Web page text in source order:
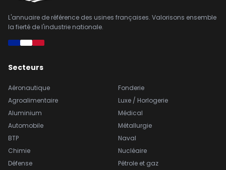
L'annuaire de référence des usines françaises. Valorisons ensemble
la fierté de l'industrie nationale.
Secteurs
Aéronautique
Agroalimentaire
Aluminium
Automobile
BTP
Chimie
Défense
Fonderie
Luxe / Horlogerie
Médical
Métallurgie
Naval
Nucléaire
Pétrole et gaz